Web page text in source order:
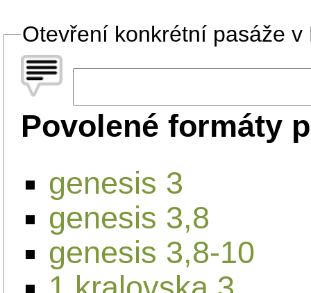
Otevření konkrétní pasáže v
Povolené formáty
genesis 3
genesis 3,8
genesis 3,8-10